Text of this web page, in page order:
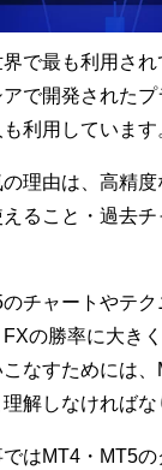
で最も利用さ
で開発された
利用しています
理由は、高精
ること・過去
チャートやテ
の勝率に大き
なすためには
解しなければな
はMT4・MT5